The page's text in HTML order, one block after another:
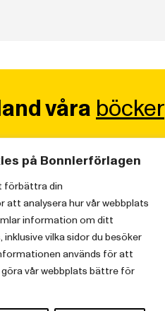
på Bonnierförlagen
förbättra din
att analysera hur vår webbplats
information om ditt
vilka sidor du besöker
används för att
vår webbplats bättre för
våraböcker
och att sprida